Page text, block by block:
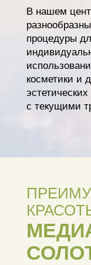
В нашем
процедуры
косметики и
с текущими